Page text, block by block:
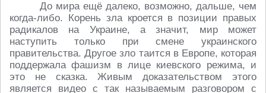
До мира ещё далеко, возможно, дальше, чем
когда-либо. Корень зла кроется в позиции правых
радикалов на Украине, а значит, мир может
наступить только при смене украинского
правительства. Другое зло таится в Европе, которая
поддержала фашизм в лице киевского режима, и
это не сказка. Живым доказательством этого
является видео с так называемым разговором с